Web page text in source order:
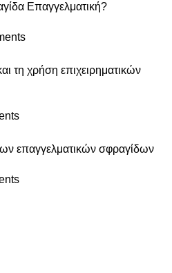
Επαγγελματική?
τη χρήση επιχειρηματικών
επαγγελματικών σφραγίδων